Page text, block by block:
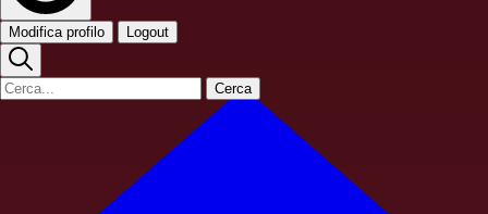
Modifica profilo Logout
Cerca